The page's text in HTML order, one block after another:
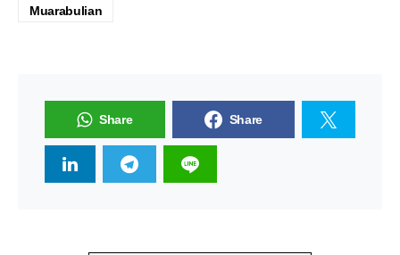
Muarabulian
Share Share